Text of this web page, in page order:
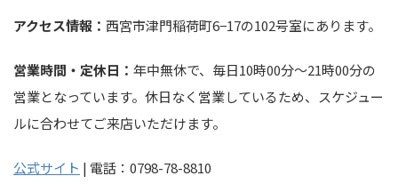
アクセス情報： 西宮市津門稲荷町6−17の102号室にあります。
営業時間・定休日： 年中無休で、毎日10時00分～21時00分の
営業となっています。休日なく営業しているため、スケジュー
ルに合わせてご来店いただけます。
公式サイト | 電話：0798-78-8810